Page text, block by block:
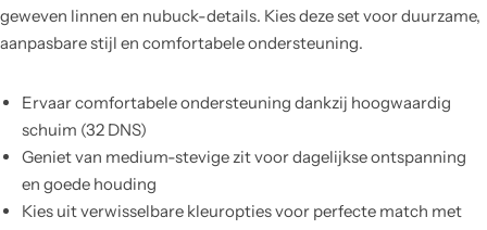
geweven linnen en nubuck-details. Kies deze set voor duurzame,
aanpasbare stijl en comfortabele ondersteuning.
Ervaar comfortabele ondersteuning dankzij hoogwaardig
schuim (32 DNS)
Geniet van medium-stevige zit voor dagelijkse ontspanning
en goede houding
Kies uit verwisselbare kleuropties voor perfecte match met